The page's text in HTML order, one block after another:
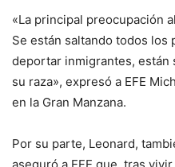
«La principal preocupación
Se están saltando todos los
deportar inmigrantes, están
su raza», expresó a EFE
en la Gran Manzana.
Por su parte, Leonard,